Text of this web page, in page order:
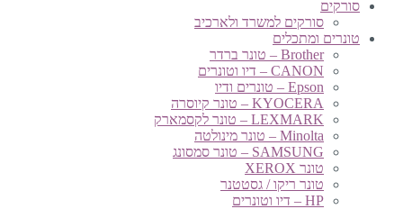
סורקים
סורקים למשרד ולארכיב
טונרים ומתכלים
Brother – טונר ברדר
CANON – דיו וטונרים
Epson – טונרים ודיו
KYOCERA – טונר קיוסרה
LEXMARK – טונר לקסמארק
Minolta – טונר מינולטה
SAMSUNG – טונר סמסונג
טונר XEROX
טונר ריקו / גסטטנר
HP – דיו וטונרים